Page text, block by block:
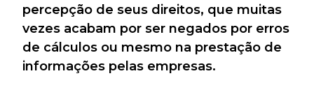
percepção de seus direitos, que muitas
vezes acabam por ser negados por erros
de cálculos ou mesmo na prestação de
informações pelas empresas.